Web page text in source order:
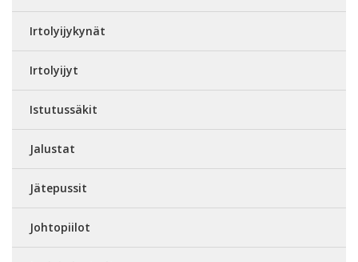
Irtolyijykynät
Irtolyijyt
Istutussäkit
Jalustat
Jätepussit
Johtopiilot